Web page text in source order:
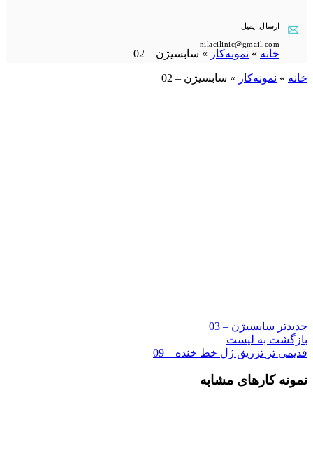
ارسال ایمیل
nilacilinic@gmail.com
خانه » نمونه‌کار » سابسیژن – 02
خانه » نمونه‌کار » سابسیژن – 02
جدیدتر سابسیژن – 03
بازگشت به لیست
قدیمی تر تزریق ژل خط خنده – 09
نمونه کارهای مشابه